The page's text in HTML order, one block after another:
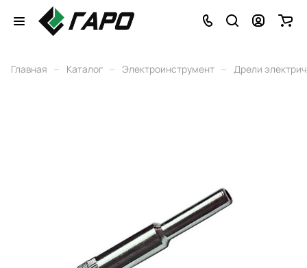
Главная – Каталог – Электроинструмент – Дрели